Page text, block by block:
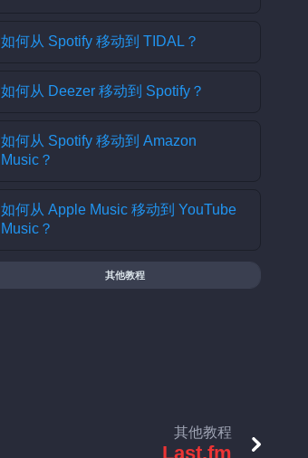
如何从 Spotify 移动到 TIDAL？
如何从 Deezer 移动到 Spotify？
如何从 Spotify 移动到 Amazon
Music？
如何从 Apple Music 移动到 YouTube
Music？
其他教程
其他教程
Last.fm